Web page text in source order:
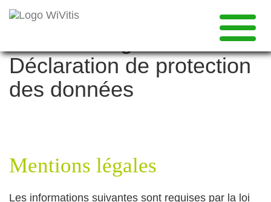
Déclaration de protection
des données
Mentions légales
Les informations suivantes sont requises par la loi